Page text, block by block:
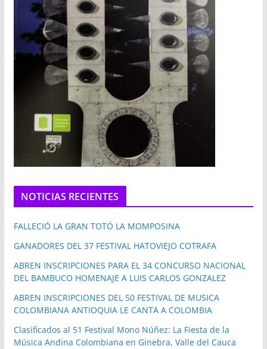
NOTICIAS RECIENTES
FALLECIÓ LA GRAN TOTÓ LA MOMPOSINA
GANADORES DEL 37 FESTIVAL HATOVIEJO COTRAFA
ABREN INSCRIPCIONES PARA EL 34 CONCURSO NACIONAL
DEL BAMBUCO HOMENAJE A LUIS CARLOS GONZALEZ
ABREN INSCRIPCIONES DEL 50 FESTIVAL DE MUSICA
COLOMBIANA ANTIOQUIA LE CANTA A COLOMBIA
Clasificados al 51 Festival Mono Núñez: La Fiesta de la
Música Andina Colombiana en Ginebra, Valle del Cauca